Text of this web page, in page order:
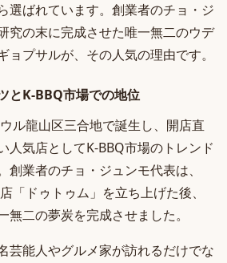
選ばれています。創業者のチョ・ジ
究の末に完成させた唯一無二のウデ
ョプサルが、その人気の理由です。
とK-BBQ市場での地位
ル龍山区三合地で誕生し、開店直
人気店としてK-BBQ市場のトレンド
創業者のチョ・ジュンモ代表は、
「ドゥトゥム」を立ち上げた後、
無二の夢炭を完成させました。
芸能人やグルメ家が訪れるだけでな